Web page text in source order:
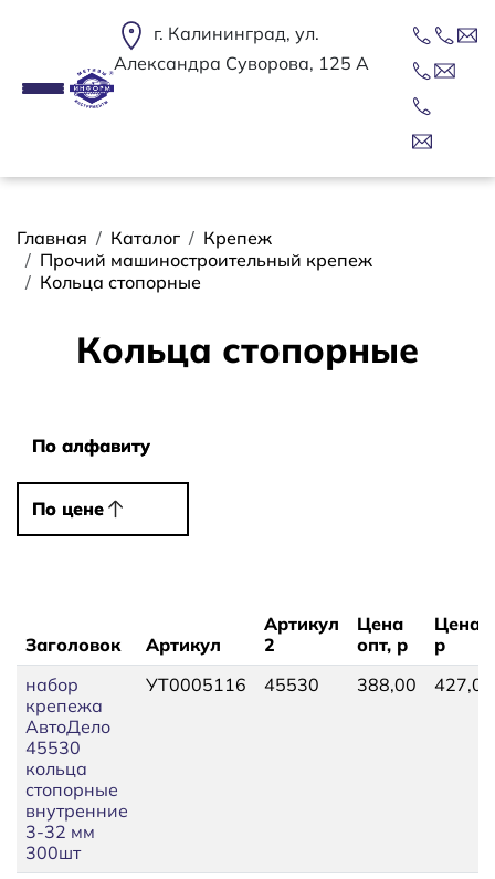
г. Калининград, ул.
Александра Суворова, 125 А
Строка навигации
Главная Каталог
Крепеж
Прочий машиностроительный крепеж
Кольца стопорные
Кольца стопорные
По алфавиту
По алфавиту
По цене
По цене
Заголовок Артикул
Артикул
2
Цена
опт, р
Цена,
р
набор
крепежа
АвтоДело
45530
кольца
стопорные
внутренние
3-32 мм
300шт
УТ0005116 45530 388,00 427,00